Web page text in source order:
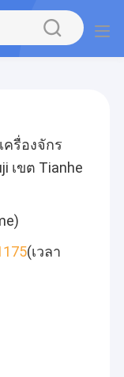
ครื่องจักร
เขต Tianhe
(เวลา